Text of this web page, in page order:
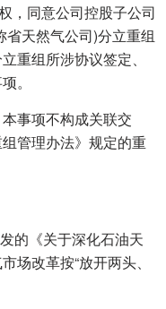
，同意公司控股子公司
天然气公司)分立重组
重组所涉协议签定、
。
事项不构成关联交
管理办法》规定的重
的《关于深化石油天
场改革按“放开两头、